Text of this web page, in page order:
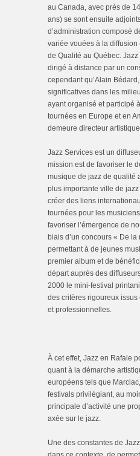
au Canada, avec près de
ans) se sont ensuite
d’administration composé
variée vouées à la
de Qualité au Québec.
dirigé à distance par un
cependant qu’Alain
significatives dans les
ayant organisé et participé
tournées en Europe et en
demeure directeur
Jazz Services est un
mission est de favoriser le
musique de jazz de qualité
plus importante ville de
créer des liens
tournées pour les
favoriser l’émergence de
biais d’un concours « De la
permettant à de jeunes
premier album et de
départ auprès des
2000 le mini-festival
des critères rigoureux
et professionnelles.
À cet effet, Jazz en Rafale
quant à la démarche
européens tels que
festivals privilégiant, au
principale d’activité une
axée sur le jazz.
Une des constantes de